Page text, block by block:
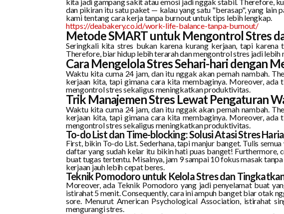
dan pikiran itu satu paket — kalau yang satu "berasap", yang lain
kami tentangcara kerja tanpa burnoutuntuk tips lebih lengkap.
https://deabakery.co.id/work-life-balance-tanpa-burnout/
Metode SMART untuk Mengontrol Stres
Seringkali kita stres bukan karena kurang kerjaan, tapi
Therefore, biar hidup lebih terarah dan mengontrol stres jadi lebih
Cara Mengelola Stres Sehari-hari dengan
Waktu kita cuma 24 jam, dan itu nggak akan pernah nambah.
kerjaan kita, tapi gimana cara kita membaginya. Moreover,
mengontrol stres sekaligus meningkatkan produktivitas.
Trik Manajemen Stres Lewat Pengaturan
Waktu kita cuma 24 jam, dan itu nggak akan pernah nambah.
kerjaan kita, tapi gimana cara kita membaginya. Moreover,
mengontrol stres sekaligus meningkatkan produktivitas.
To-do List dan Time-blocking: Solusi Atasi Stres
First, bikin To-do List. Sederhana, tapi manjur banget. Tulis
daftar yang sudah kelar itu bikin hati puas banget! Furthermore,
buat tugas tertentu. Misalnya, jam 9 sampai 10 fokus masak
kerjaan jauh lebih cepat beres.
Teknik Pomodoro untuk Kelola Stres dan
Moreover, ada Teknik Pomodoro yang jadi penyelamat buat
istirahat 5 menit. Consequently, cara ini ampuh banget biar otak
sore. Menurut American Psychological Association, istirahat
mengurangi stres.